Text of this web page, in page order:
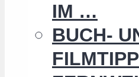
IM …
BUCH-